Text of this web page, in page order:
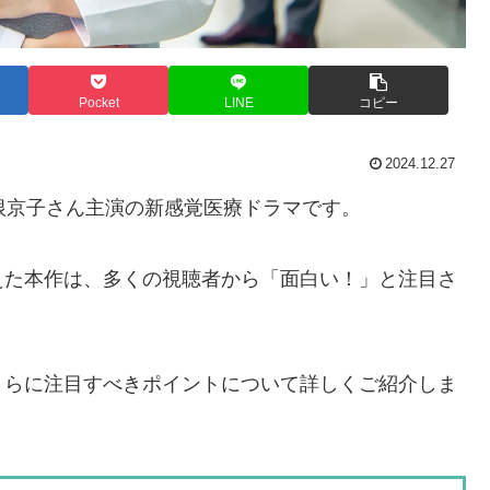
Pocket LINE コピー
2024.12.27
子さん主演の新感覚医療ドラマです。
本作は、多くの視聴者から「面白い！」と注目さ
に注目すべきポイントについて詳しくご紹介しま